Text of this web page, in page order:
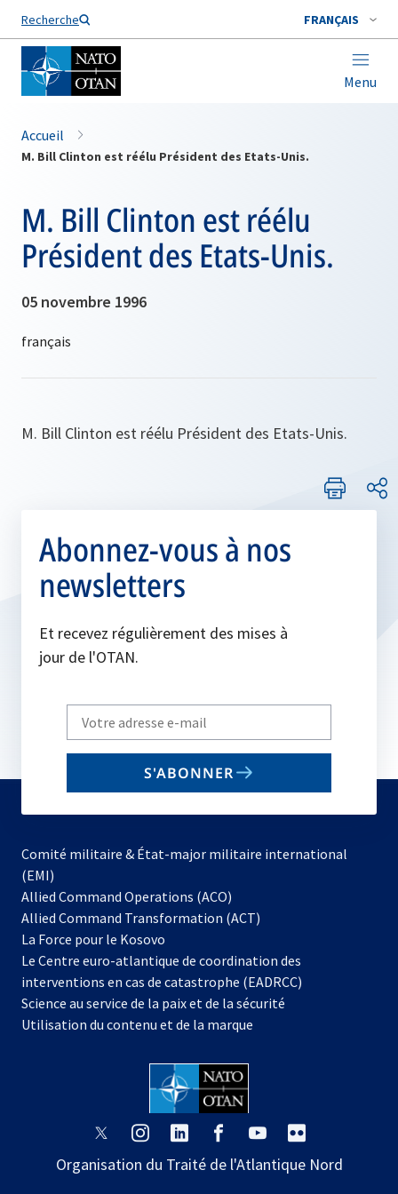
Recherche FRANÇAIS
Menu
Nom de famille*
Accueil
M. Bill Clinton est réélu Président des Etats-Unis.
M. Bill Clinton est réélu
Président des Etats-Unis.
05 novembre 1996
M. Bill Clinton est réélu Président des Etats-Unis.
Abonnez-vous à nos
newsletters
Et recevez régulièrement des mises à
jour de l'OTAN.
Write
your
email
S'ABONNER
Comité militaire & État-major militaire international
(EMI)
Allied Command Operations (ACO)
dans
nouvel
onglet
Allied Command Transformation (ACT)
La Force pour le Kosovo
dans
un
nouvel
onglet
Le Centre euro-atlantique de coordination des
interventions en cas de catastrophe (EADRCC)
Science au service de la paix et de la sécurité
Utilisation du contenu et de la marque
s’ouvre
un
s’ouvre
un
s’ouvre
un
s’ouvre
un
s’ouvre
un
un
Organisation du Traité de l'Atlantique Nord